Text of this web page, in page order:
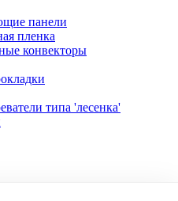
панели
пленка
конвекторы
типа 'лесенка'